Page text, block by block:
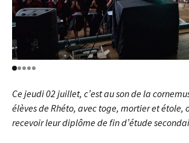
Ce jeudi 02 juillet, c’est au son de la
élèves de Rhéto, avec toge, mortier et étole,
recevoir leur diplôme de fin d’étude